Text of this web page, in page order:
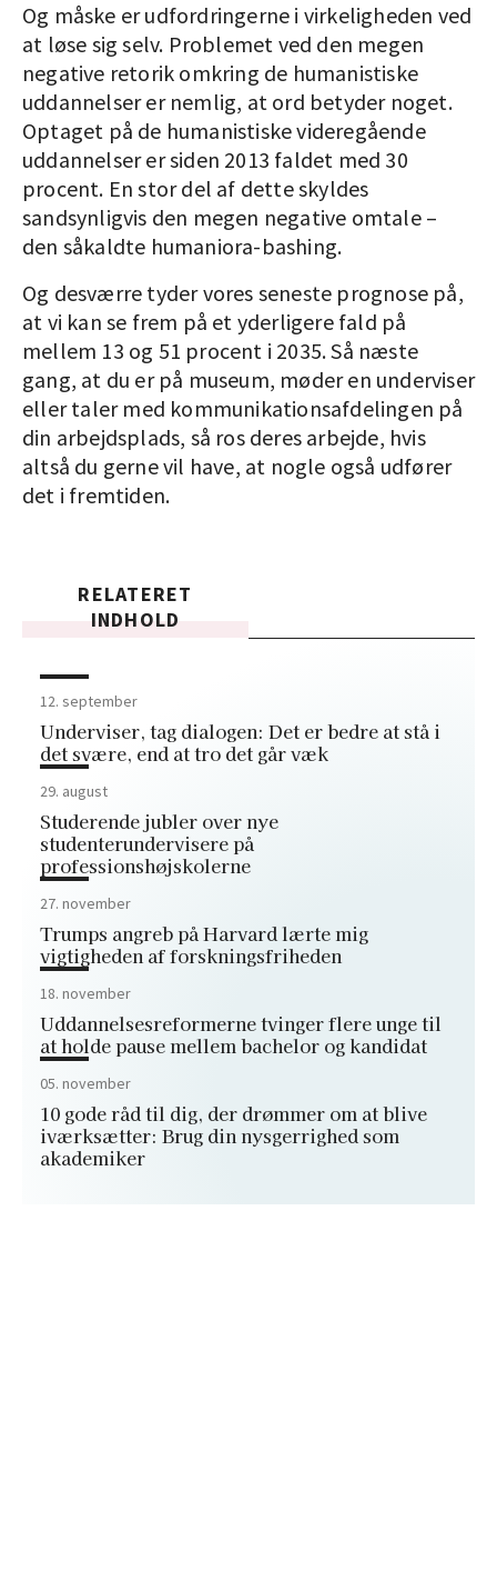
Og måske er udfordringerne i virkeligheden ved
at løse sig selv. Problemet ved den megen
negative retorik omkring de humanistiske
uddannelser er nemlig, at ord betyder noget.
Optaget på de humanistiske videregående
uddannelser er siden 2013 faldet med 30
procent. En stor del af dette skyldes
sandsynligvis den megen negative omtale –
den såkaldte humaniora-bashing.
Og desværre tyder vores seneste prognose på,
at vi kan se frem på et yderligere fald på
mellem 13 og 51 procent i 2035. Så næste
gang, at du er på museum, møder en underviser
eller taler med kommunikationsafdelingen på
din arbejdsplads, så ros deres arbejde, hvis
altså du gerne vil have, at nogle også udfører
det i fremtiden.
RELATERET
INDHOLD
12. september
Underviser, tag dialogen: Det er bedre at stå i
det svære, end at tro det går væk
29. august
Studerende jubler over nye
studenterundervisere på
professionshøjskolerne
27. november
Trumps angreb på Harvard lærte mig
vigtigheden af forskningsfriheden
18. november
Uddannelsesreformerne tvinger flere unge til
at holde pause mellem bachelor og kandidat
05. november
10 gode råd til dig, der drømmer om at blive
iværksætter: Brug din nysgerrighed som
akademiker